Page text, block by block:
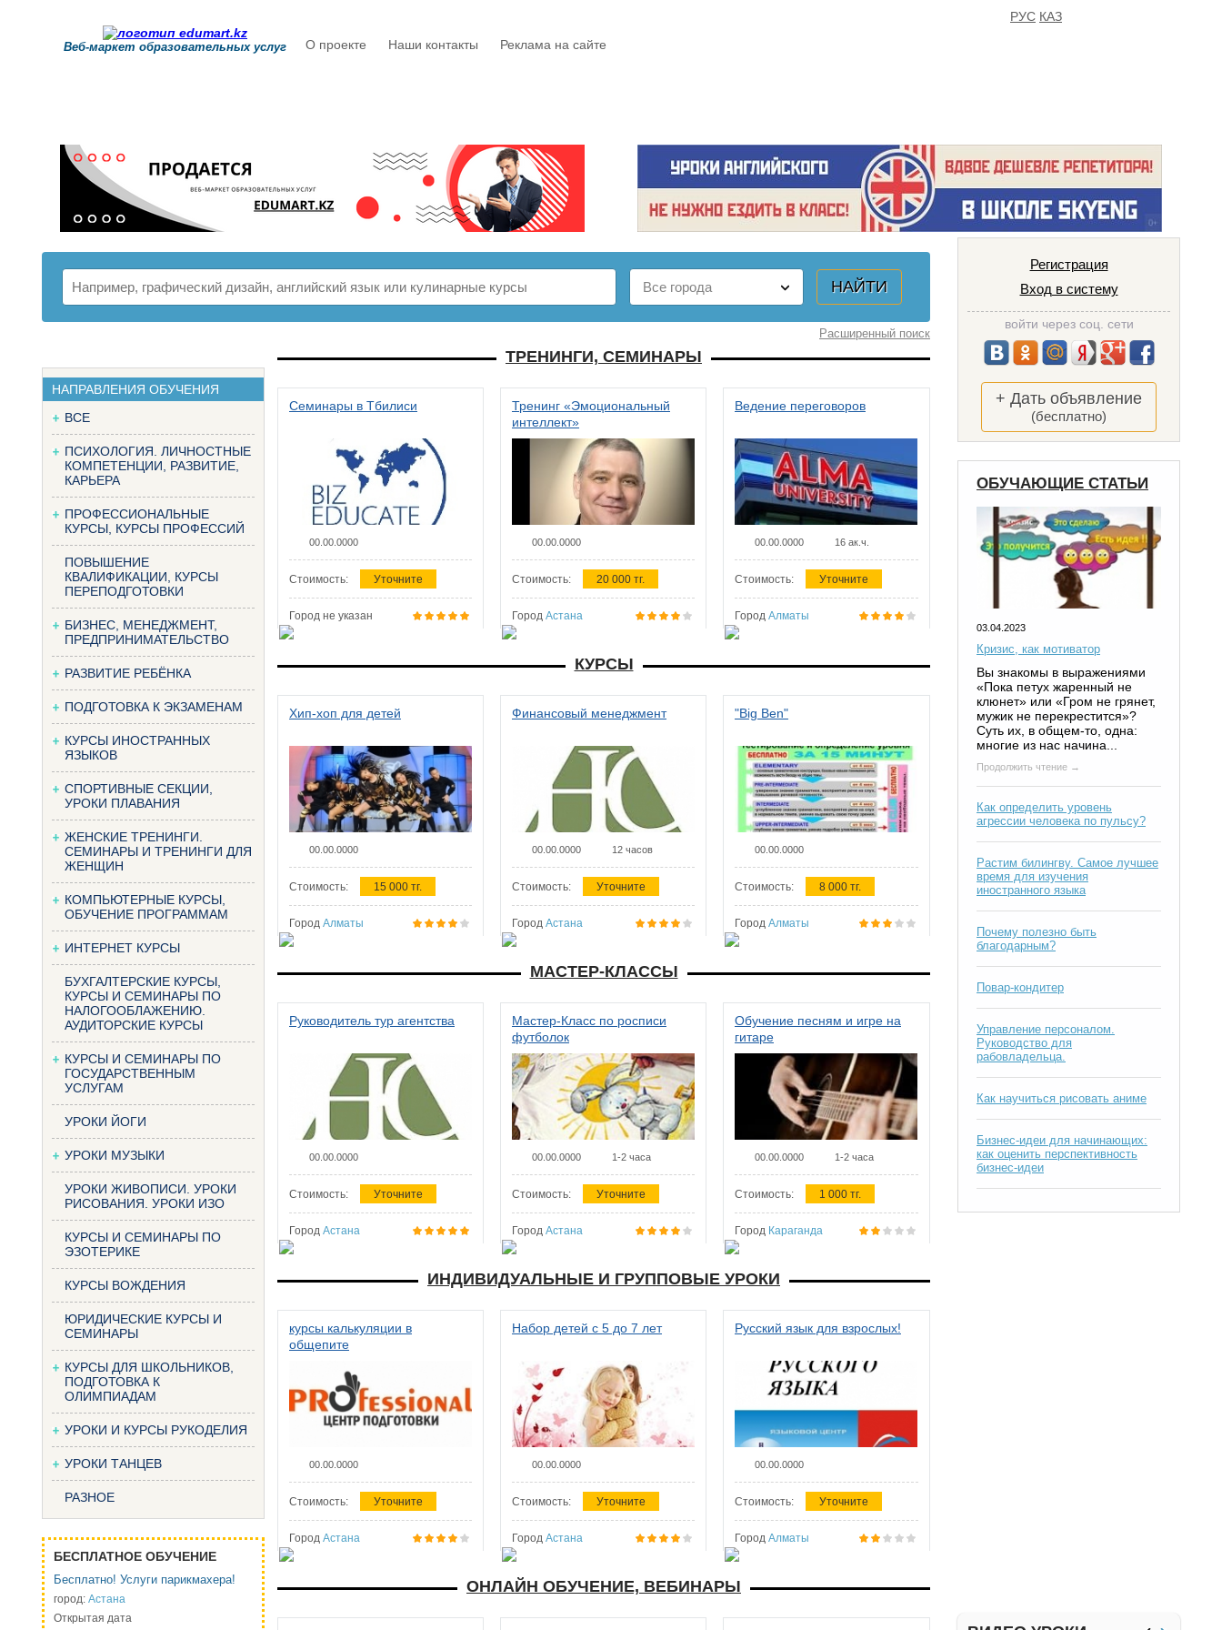
Веб-маркет образовательных услуг О проекте Наши контакты Реклама на сайте
РУС КАЗ
Расширенный поиск
НАПРАВЛЕНИЯ ОБУЧЕНИЯ
ВСЕ
ПСИХОЛОГИЯ. ЛИЧНОСТНЫЕ
КОМПЕТЕНЦИИ, РАЗВИТИЕ,
КАРЬЕРА
ПРОФЕССИОНАЛЬНЫЕ
КУРСЫ, КУРСЫ ПРОФЕССИЙ
ПОВЫШЕНИЕ
КВАЛИФИКАЦИИ, КУРСЫ
ПЕРЕПОДГОТОВКИ
БИЗНЕС, МЕНЕДЖМЕНТ,
ПРЕДПРИНИМАТЕЛЬСТВО
РАЗВИТИЕ РЕБЁНКА
ПОДГОТОВКА К ЭКЗАМЕНАМ
КУРСЫ ИНОСТРАННЫХ
ЯЗЫКОВ
СПОРТИВНЫЕ СЕКЦИИ,
УРОКИ ПЛАВАНИЯ
ЖЕНСКИЕ ТРЕНИНГИ.
СЕМИНАРЫ И ТРЕНИНГИ ДЛЯ
ЖЕНЩИН
КОМПЬЮТЕРНЫЕ КУРСЫ,
ОБУЧЕНИЕ ПРОГРАММАМ
ИНТЕРНЕТ КУРСЫ
БУХГАЛТЕРСКИЕ КУРСЫ,
КУРСЫ И СЕМИНАРЫ ПО
НАЛОГООБЛАЖЕНИЮ.
АУДИТОРСКИЕ КУРСЫ
КУРСЫ И СЕМИНАРЫ ПО
ГОСУДАРСТВЕННЫМ
УСЛУГАМ
УРОКИ ЙОГИ
УРОКИ МУЗЫКИ
УРОКИ ЖИВОПИСИ. УРОКИ
РИСОВАНИЯ. УРОКИ ИЗО
КУРСЫ И СЕМИНАРЫ ПО
ЭЗОТЕРИКЕ
КУРСЫ ВОЖДЕНИЯ
ЮРИДИЧЕСКИЕ КУРСЫ И
СЕМИНАРЫ
КУРСЫ ДЛЯ ШКОЛЬНИКОВ,
ПОДГОТОВКА К
ОЛИМПИАДАМ
УРОКИ И КУРСЫ РУКОДЕЛИЯ
УРОКИ ТАНЦЕВ
РАЗНОЕ
БЕСПЛАТНОЕ ОБУЧЕНИЕ
Бесплатно! Услуги парикмахера!
город: Астана
Открытая дата
ТРЕНИНГИ, СЕМИНАРЫ
Семинары в Тбилиси
00.00.0000
Стоимость: Уточните
Город не указан
Тренинг «Эмоциональный
интеллект»
00.00.0000
Стоимость: 20 000 тг.
Город Астана
Ведение переговоров
00.00.0000 16 ак.ч.
Стоимость: Уточните
Город Алматы
КУРСЫ
Хип-хоп для детей
00.00.0000
Стоимость: 15 000 тг.
Город Алматы
Финансовый менеджмент
00.00.0000 12 часов
Стоимость: Уточните
Город Астана
"Big Ben"
00.00.0000
Стоимость: 8 000 тг.
Город Алматы
МАСТЕР-КЛАССЫ
Руководитель тур агентства
00.00.0000
Стоимость: Уточните
Город Астана
Мастер-Класс по росписи
футболок
00.00.0000 1-2 часа
Стоимость: Уточните
Город Астана
Обучение песням и игре на
гитаре
00.00.0000 1-2 часа
Стоимость: 1 000 тг.
Город Караганда
ИНДИВИДУАЛЬНЫЕ И ГРУППОВЫЕ УРОКИ
курсы калькуляции в
общепите
00.00.0000
Стоимость: Уточните
Город Астана
Набор детей с 5 до 7 лет
00.00.0000
Стоимость: Уточните
Город Астана
Русский язык для взрослых!
00.00.0000
Стоимость: Уточните
Город Алматы
ОНЛАЙН ОБУЧЕНИЕ, ВЕБИНАРЫ
Регистрация
Вход в систему
войти через соц. сети
+ Дать объявление
(бесплатно)
ОБУЧАЮЩИЕ СТАТЬИ
03.04.2023
Кризис, как мотиватор
Вы знакомы в выражениями
«Пока петух жаренный не
клюнет» или «Гром не грянет,
мужик не перекрестится»?
Суть их, в общем-то, одна:
многие из нас начина...
Продолжить чтение →
Как определить уровень
агрессии человека по пульсу?
Растим билингву. Самое лучшее
время для изучения
иностранного языка
Почему полезно быть
благодарным?
Повар-кондитер
Управление персоналом.
Руководство для
рабовладельца.
Как научиться рисовать аниме
Бизнес-идеи для начинающих:
как оценить перспективность
бизнес-идеи